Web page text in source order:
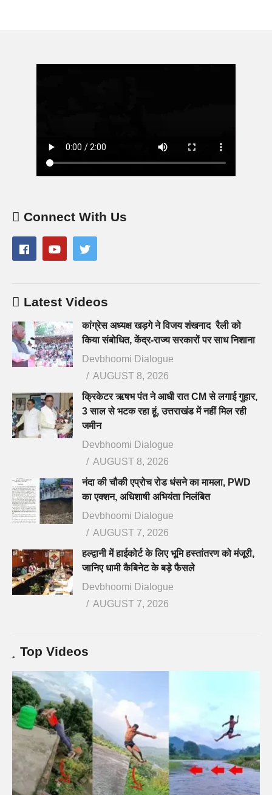
Connect With Us
Latest Videos
कांग्रेस अध्यक्ष खड़गे ने विजय शंखनाद रैली को
किया संबोधित, केंद्र-राज्य सरकारों पर साध निशाना
Devbhoomi Dialogue
AUGUST 8, 2026
क्रिकेटर ऋषभ पंत ने आधी रात CM से लगाई गुहार,
3 साल से भटक रहा हूं, उत्तराखंड में नहीं मिल रही
जमीन
Devbhoomi Dialogue
AUGUST 8, 2026
नंदा की चौकी एप्रोच रोड धंसने का मामला, PWD
का एक्शन, अधिशाषी अभियंता निलंबित
Devbhoomi Dialogue
AUGUST 7, 2026
हल्द्वानी में हाईकोर्ट के लिए भूमि हस्तांतरण को मंजूरी,
जानिए धामी कैबिनेट के बड़े फैसले
Devbhoomi Dialogue
AUGUST 7, 2026
Top Videos